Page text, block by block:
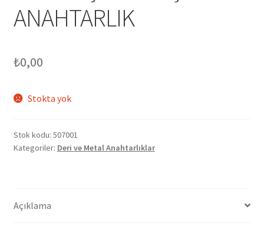
ANAHTARLIK
₺0,00
Stokta yok
Stok kodu: 507001
Kategoriler: Deri ve Metal Anahtarlıklar
Açıklama